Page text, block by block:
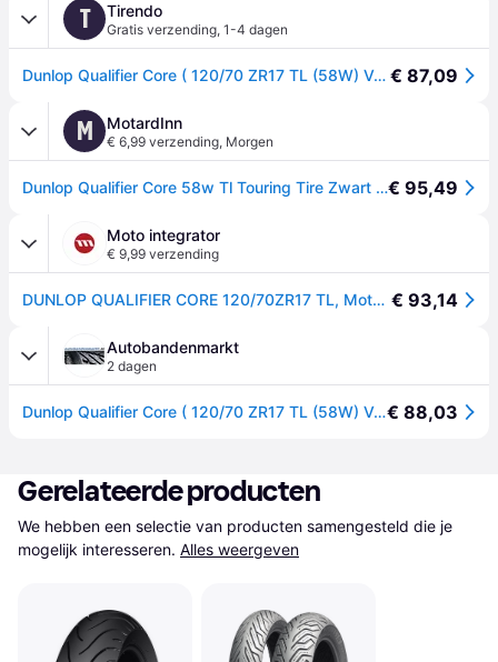
T Tirendo
Gratis verzending, 1-4 dagen
Dunlop Qualifier Core ( 120/70 ZR17 TL (58W) Voorwiel ) € 87,09
M MotardInn
€ 6,99 verzending, Morgen
Dunlop Qualifier Core 58w Tl Touring Tire Zwart 120 / 70 / R17€ 95,49
Moto integrator
€ 9,99 verzending
DUNLOP QUALIFIER CORE 120/70ZR17 TL, Motorbanden voor € 93,14
Autobandenmarkt
2 dagen
Dunlop Qualifier Core ( 120/70 ZR17 TL (58W) Voorwiel )€ 88,03
Gerelateerde producten
We hebben een selectie van producten samengesteld die je
mogelijk interesseren. Alles weergeven